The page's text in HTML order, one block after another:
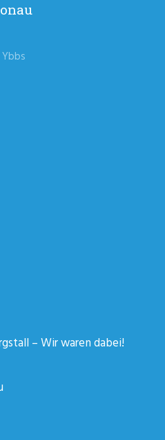
– Wir waren dabei!